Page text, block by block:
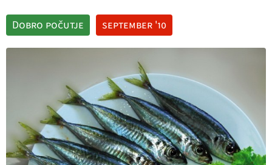
Dobro počutje september '10